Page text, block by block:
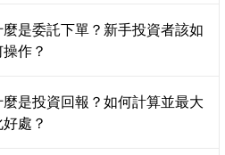
麼是委託下單？新手投資者該如
作？
麼是投資回報？如何計算並最大
處？